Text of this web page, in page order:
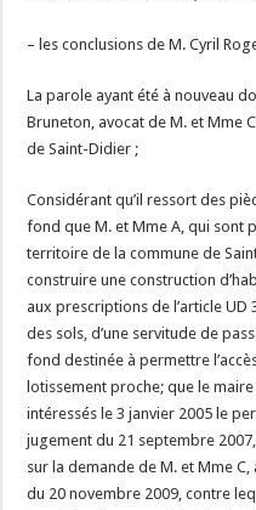
– les conclusions de M. Cyril
La parole ayant été à nouveau
Bruneton, avocat de M. et Mme
de Saint-Didier ;
Considérant qu’il ressort des
fond que M. et Mme A, qui sont
territoire de la commune de
construire une construction
aux prescriptions de l’article
des sols, d’une servitude de
fond destinée à permettre
lotissement proche; que le
intéressés le 3 janvier 2005 le
jugement du 21 septembre
sur la demande de M. et Mme
du 20 novembre 2009, contre